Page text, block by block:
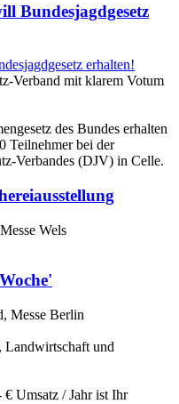
Bundesjagdgesetz
Verband mit klarem Votum
des Bundes erhalten
Teilnehmer bei der
Verbandes (DJV) in Celle.
Wels
Messe Berlin
Landwirtschaft und
Umsatz / Jahr ist Ihr